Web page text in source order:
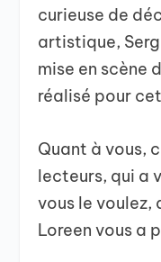
curieuse de
artistique,
mise en scène
réalisé pour
Quant à vous,
lecteurs, qui a
vous le
Loreen vous a